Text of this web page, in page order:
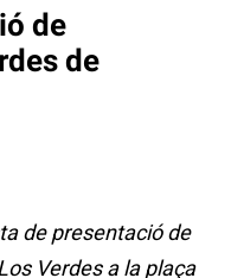
de
de
de presentació de
Verdes a la plaça